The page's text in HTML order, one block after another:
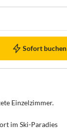
Sofort buchen
Einzelzimmer.
im Ski-Paradies